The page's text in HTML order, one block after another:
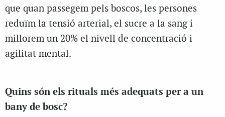
que quan passegem pels boscos, les persones
reduïm la tensió arterial, el sucre a la sang i
millorem un 20% el nivell de concentració i
agilitat mental.
Quins són els rituals més adequats per a un
bany de bosc?